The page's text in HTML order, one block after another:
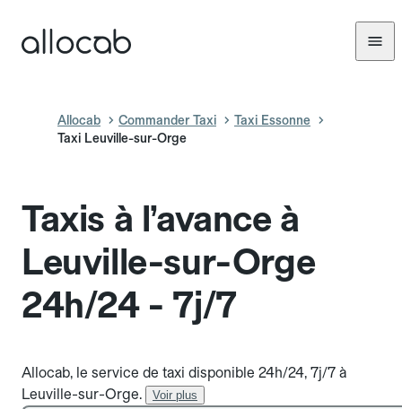
Allocab Commander Taxi
Taxi Essonne
Taxi Leuville-sur-Orge
Taxis à l’avance à
Leuville-sur-Orge
24h/24 - 7j/7
Allocab, le service de taxi disponible 24h/24, 7j/7 à
Leuville-sur-Orge.
Voir plus